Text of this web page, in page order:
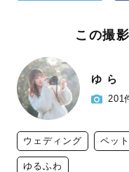
この撮
ゆ ら
201
ウェディング ペット
ゆるふわ